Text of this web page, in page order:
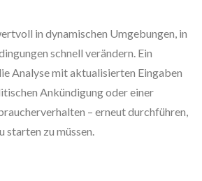
in dynamischen Umgebungen, in
schnell verändern. Ein
Analyse mit aktualisierten Eingaben
Ankündigung oder einer
– erneut durchführen,
starten zu müssen.